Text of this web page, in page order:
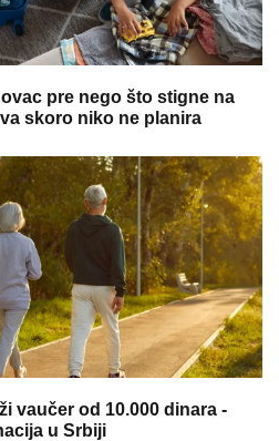
pre nego što stigne na
skoro niko ne planira
vaučer od 10.000 dinara -
u Srbiji